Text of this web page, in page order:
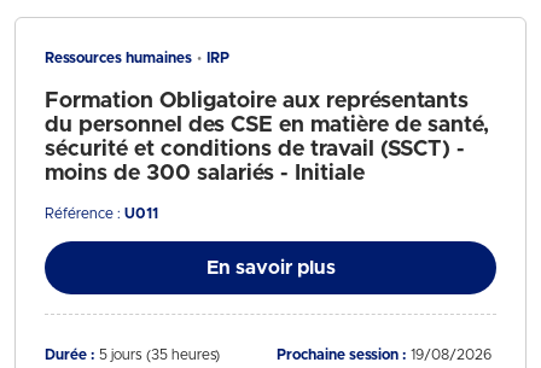
Ressources humaines IRP
Formation Obligatoire aux représentants
du personnel des CSE en matière de santé,
sécurité et conditions de travail (SSCT) -
moins de 300 salariés - Initiale
Référence : U011
En savoir plus
Durée : 5 jours (35 heures) Prochaine session : 19/08/2026